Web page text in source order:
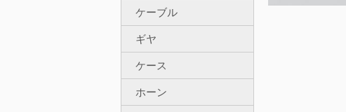
ケーブル
ギヤ
ケース
ホーン